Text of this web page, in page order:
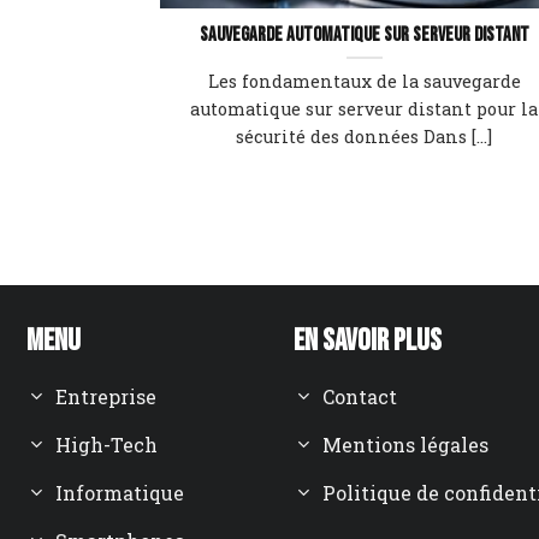
Sauvegarde automatique sur serveur distant
Les fondamentaux de la sauvegarde
automatique sur serveur distant pour la
sécurité des données Dans [...]
Menu
Entreprise
High-Tech
Informatique
En savoir plus
Contact
Mentions légales
Politique de